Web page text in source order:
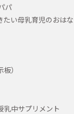
パ
たい母乳育児のおは
）
乳中サプリメント